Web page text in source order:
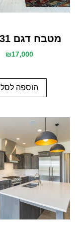
מטבח דגם 687431
₪17,000
הוספה לסל